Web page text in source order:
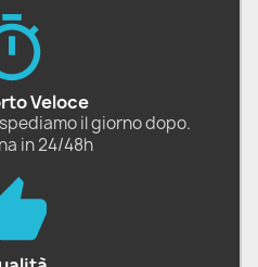
Veloce
il giorno dopo.
in 24/48h